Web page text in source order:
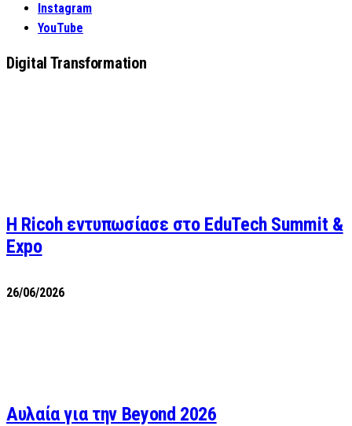
Instagram
YouTube
Digital Transformation
Η Ricoh εντυπωσίασε στο EduTech Summit &
Expo
26/06/2026
Αυλαία για την Beyond 2026